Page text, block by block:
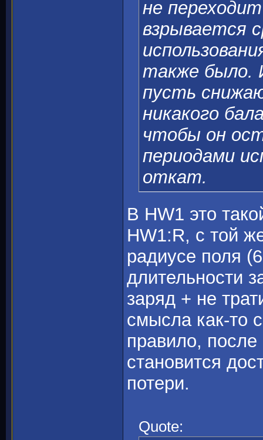
не
взрывается
также было.
пусть
никакого
чтобы он
периодами
откат.
В HW1 это
HW1:R, с той
радиусе поля
длительности
заряд + не
смысла как-то
правило,
становится
потери.
Quote: